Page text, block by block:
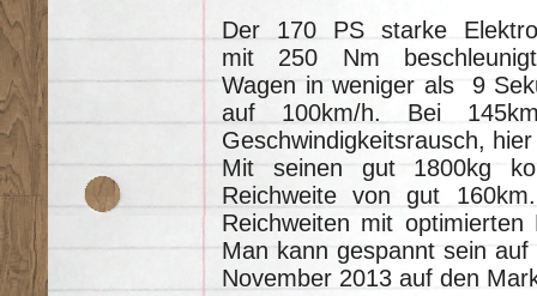
Der 170 PS starke
mit 250 Nm
Wagen in weniger als 9
auf 100km/h. Bei
Geschwindigkeitsrausch,
Mit seinen gut 1800kg
Reichweite von gut
Reichweiten mit
Man kann gespannt sein
November 2013 auf den